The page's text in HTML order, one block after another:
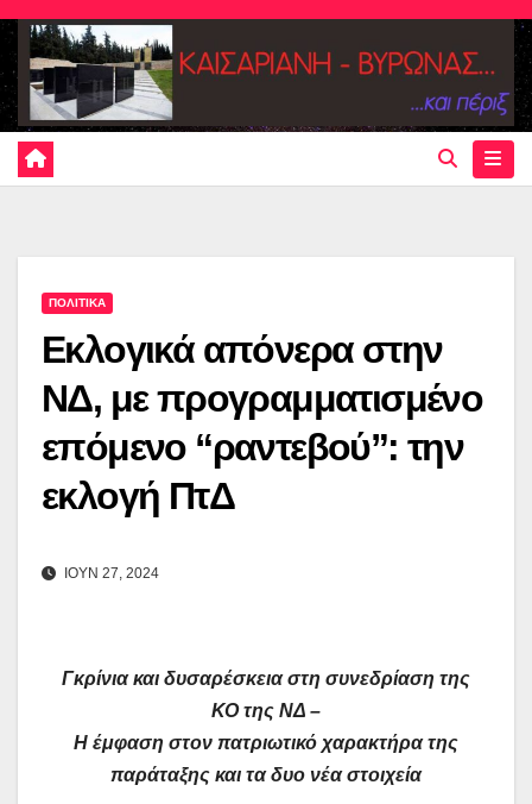
Skip
content
ΠΟΛΙΤΙΚΑ
Εκλογικά απόνερα στην
ΝΔ, με προγραμματισμένο
επόμενο “ραντεβού”: την
εκλογή ΠτΔ
ΙΟΥΝ 27, 2024
Γκρίνια και δυσαρέσκεια στη συνεδρίαση της
ΚΟ της ΝΔ –
Η έμφαση στον πατριωτικό χαρακτήρα της
παράταξης και τα δυο νέα στοιχεία